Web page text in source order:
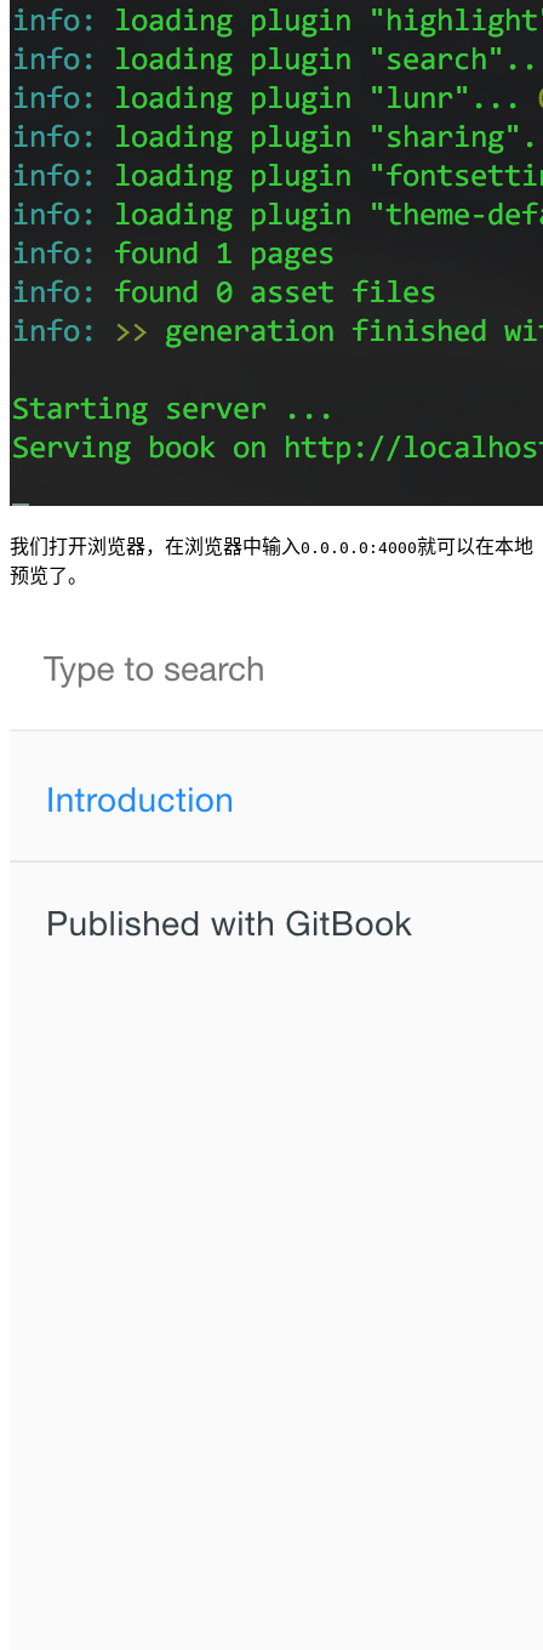
我们打开浏览器，在浏览器中输入0.0.0.0:4000就可以在本地
预览了。